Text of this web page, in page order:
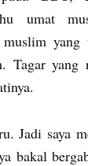
umat
yang
Tagar
Jadi saya
bakal